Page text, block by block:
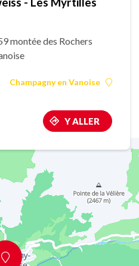
montée des Rochers
Champagny en Vanoise
Y ALLER